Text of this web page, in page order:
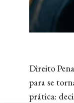
Direito
para se
prática: